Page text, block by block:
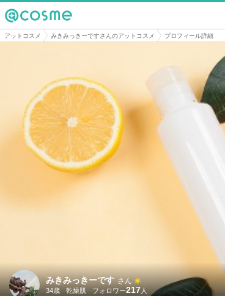
@cosme
アットコスメ みきみっきーですさんのアットコスメ プロフィール詳細
みきみっきーです さん
34歳 乾燥肌 217